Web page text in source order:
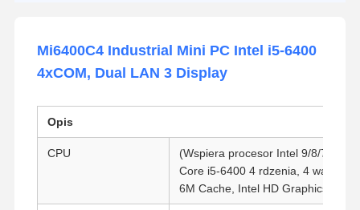
Mi6400C4 Industrial Mini PC Intel i5-6400
4xCOM, Dual LAN 3 Display
Opis
CPU
(Wspiera procesor Intel 9/8/7/6
Core i5-6400 4 rdzenia, 4 wątki,
6M Cache, Intel HD Graphics 530,